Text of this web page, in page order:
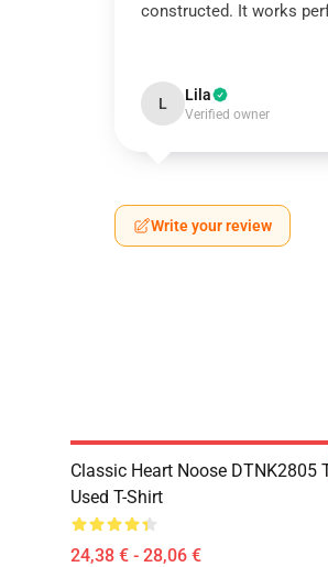
constructed. It works
L Lila
Verified owner
Write your review
Classic Heart Noose DTNK2805
Used T-Shirt
24,38 € - 28,06 €